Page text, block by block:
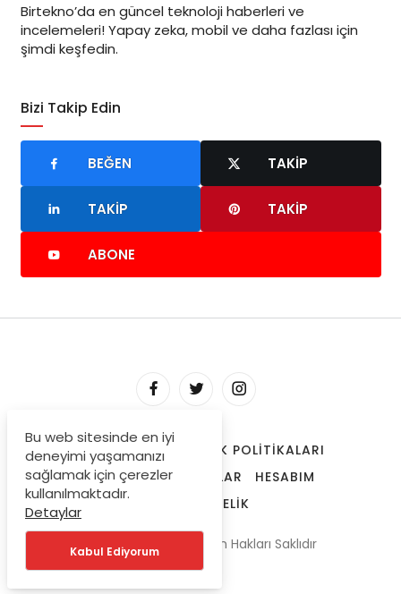
Birtekno’da en güncel teknoloji haberleri ve
incelemeleri! Yapay zeka, mobil ve daha fazlası için
şimdi keşfedin.
Bizi Takip Edin
BEĞEN TAKIP
TAKIP TAKIP
ABONE
HAKKIMIZDA
GIZLILIK POLITIKALARI
TRENDLERDEKI YAZILAR
HESABIM
ONAYLI ÜYELIK
© Copyright 2025 Tüm Hakları Saklıdır
Bu web sitesinde en iyi
deneyimi yaşamanızı
sağlamak için çerezler
kullanılmaktadır.
Detaylar
Kabul Ediyorum